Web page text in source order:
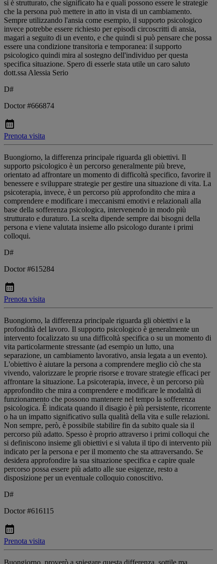
si è strutturato, che significato ha e quali possono essere le strategie
che la persona può mettere in atto in vista di un cambiamento.
Sempre utilizzando l'ansia come esempio, il supporto psicologico
invece potrebbe essere richiesto per episodi circoscritti di ansia,
magari a seguito di un evento, e che quindi si può pensare che possa
essere una condizione transitoria e temporanea: il supporto
psicologico quindi mira al sostegno dell'individuo per questa
specifica situazione. Spero di esserle stata utile un caro saluto
dott.ssa Alessia Serio
D#
Doctor #666874
Prenota visita
Buongiorno, la differenza principale riguarda gli obiettivi. Il
supporto psicologico è un percorso generalmente più breve,
orientato ad affrontare un momento di difficoltà specifico, favorire il
benessere e sviluppare strategie per gestire una situazione di vita. La
psicoterapia, invece, è un percorso più approfondito che mira a
comprendere e modificare i meccanismi emotivi e relazionali alla
base della sofferenza psicologica, intervenendo in modo più
strutturato e duraturo. La scelta dipende sempre dai bisogni della
persona e viene valutata insieme allo psicologo durante i primi
colloqui.
D#
Doctor #615284
Prenota visita
Buongiorno, la differenza principale riguarda gli obiettivi e la
profondità del lavoro. Il supporto psicologico è generalmente un
intervento focalizzato su una difficoltà specifica o su un momento di
vita particolarmente stressante (ad esempio un lutto, una
separazione, un cambiamento lavorativo, ansia legata a un evento).
L'obiettivo è aiutare la persona a comprendere meglio ciò che sta
vivendo, valorizzare le proprie risorse e trovare strategie efficaci per
affrontare la situazione. La psicoterapia, invece, è un percorso più
approfondito che mira a comprendere e modificare le modalità di
funzionamento che possono mantenere nel tempo la sofferenza
psicologica. È indicata quando il disagio è più persistente, ricorrente
o ha un impatto significativo sulla qualità della vita e sulle relazioni.
Non sempre, però, è possibile stabilire fin da subito quale sia il
percorso più adatto. Spesso è proprio attraverso i primi colloqui che
si definiscono insieme gli obiettivi e si valuta il tipo di intervento più
indicato per la persona e per il momento che sta attraversando. Se
desidera approfondire la sua situazione specifica e capire quale
percorso possa essere più adatto alle sue esigenze, resto a
disposizione per un eventuale colloquio conoscitivo.
D#
Doctor #616115
Prenota visita
Buongiorno, proverò a spiegare questa differenza, sottile ma